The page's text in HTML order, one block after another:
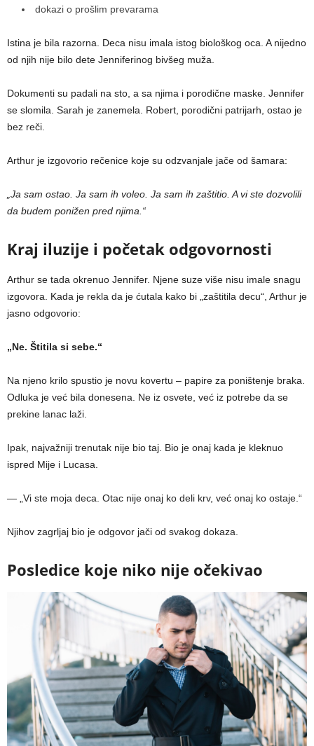
dokazi o prošlim prevarama
Istina je bila razorna. Deca nisu imala istog biološkog oca. A nijedno
od njih nije bilo dete Jenniferinog bivšeg muža.
Dokumenti su padali na sto, a sa njima i porodične maske. Jennifer
se slomila. Sarah je zanemela. Robert, porodični patrijarh, ostao je
bez reči.
Arthur je izgovorio rečenice koje su odzvanjale jače od šamara:
„Ja sam ostao. Ja sam ih voleo. Ja sam ih zaštitio. A vi ste dozvolili
da budem ponižen pred njima.“
Kraj iluzije i početak odgovornosti
Arthur se tada okrenuo Jennifer. Njene suze više nisu imale snagu
izgovora. Kada je rekla da je ćutala kako bi „zaštitila decu“, Arthur je
jasno odgovorio:
„Ne. Štitila si sebe.“
Na njeno krilo spustio je novu kovertu – papire za poništenje braka.
Odluka je već bila donesena. Ne iz osvete, već iz potrebe da se
prekine lanac laži.
Ipak, najvažniji trenutak nije bio taj. Bio je onaj kada je kleknuo
ispred Mije i Lucasa.
— „Vi ste moja deca. Otac nije onaj ko deli krv, već onaj ko ostaje.“
Njihov zagrljaj bio je odgovor jači od svakog dokaza.
Posledice koje niko nije očekivao